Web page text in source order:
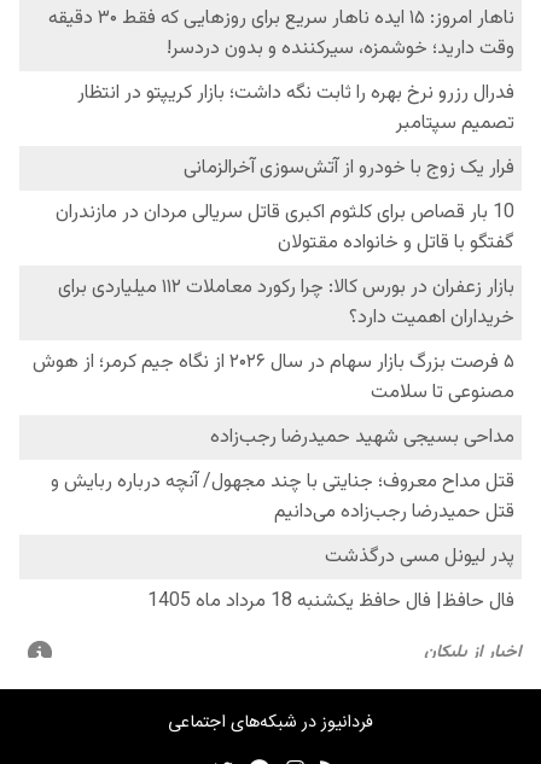
فردانیوز در شبکه‌های اجتماعی